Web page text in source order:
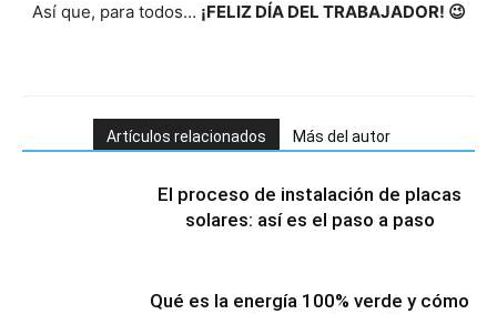
Así que, para todos… ¡FELIZ DÍA DEL TRABAJADOR! 😉
Artículos relacionados Más del autor
El proceso de instalación de placas
solares: así es el paso a paso
Qué es la energía 100% verde y cómo